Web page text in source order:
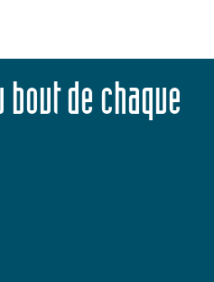
bout de chaque